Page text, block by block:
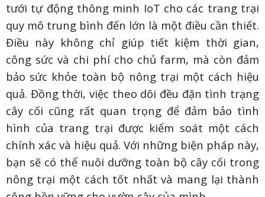
tưới tự động thông minh IoT cho các trang trại
quy mô trung bình đến lớn là một điều cần thiết.
Điều này không chỉ giúp tiết kiệm thời gian,
công sức và chi phí cho chủ farm, mà còn đảm
bảo sức khỏe toàn bộ nông trại một cách hiệu
quả. Đồng thời, việc theo dõi đều đặn tình trạng
cây cối cũng rất quan trọng để đảm bảo tình
hình của trang trại được kiểm soát một cách
chính xác và hiệu quả. Với những biện pháp này,
bạn sẽ có thể nuôi dưỡng toàn bộ cây cối trong
nông trại một cách tốt nhất và mang lại thành